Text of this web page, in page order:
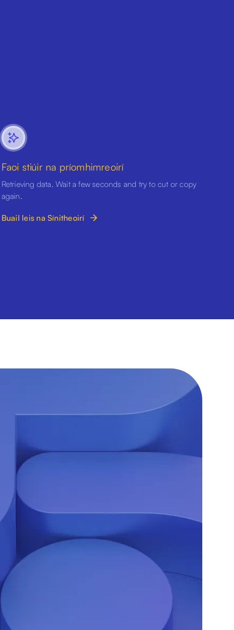
Faoi stiúir na príomhimreoirí
Retrieving data. Wait a few seconds and try to cut or copy
again.
Buail leis na Sínitheoirí